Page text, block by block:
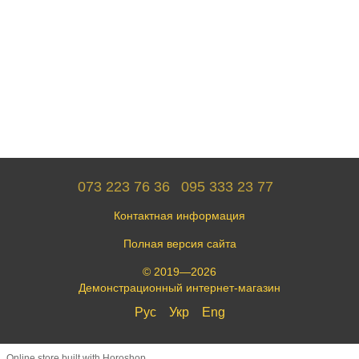
073 223 76 36 095 333 23 77
Контактная информация
Полная версия сайта
© 2019—2026
Демонстрационный интернет-магазин
Рус Укр Eng